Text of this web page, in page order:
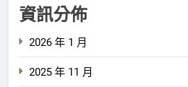
資訊分佈
2026 年 1 月
2025 年 11 月